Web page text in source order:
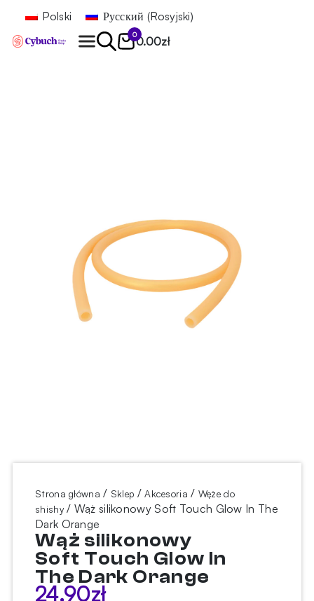
Polski Русский (Rosyjski)
0
0.00zł
Strona główna / Sklep /Akcesoria / Węże do
shishy/ Wąż silikonowy Soft Touch Glow In The
Dark Orange
Wąż silikonowy
Soft Touch Glow In
The Dark Orange
24.90zł